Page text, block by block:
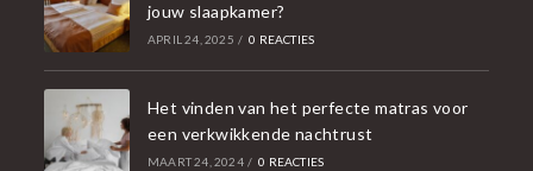
jouw slaapkamer?
APRIL 24, 2025 / 0 REACTIES
Het vinden van het perfecte matras voor
een verkwikkende nachtrust
MAART 24, 2024 / 0 REACTIES